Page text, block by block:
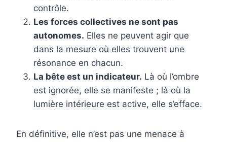
contrôle.
Les forces collectives ne sont pas
autonomes. Elles ne peuvent agir que
dans la mesure où elles trouvent une
résonance en chacun.
La bête est un indicateur. Là où l’ombre
est ignorée, elle se manifeste ; là où la
lumière intérieure est active, elle s’efface.
En définitive, elle n’est pas une menace à